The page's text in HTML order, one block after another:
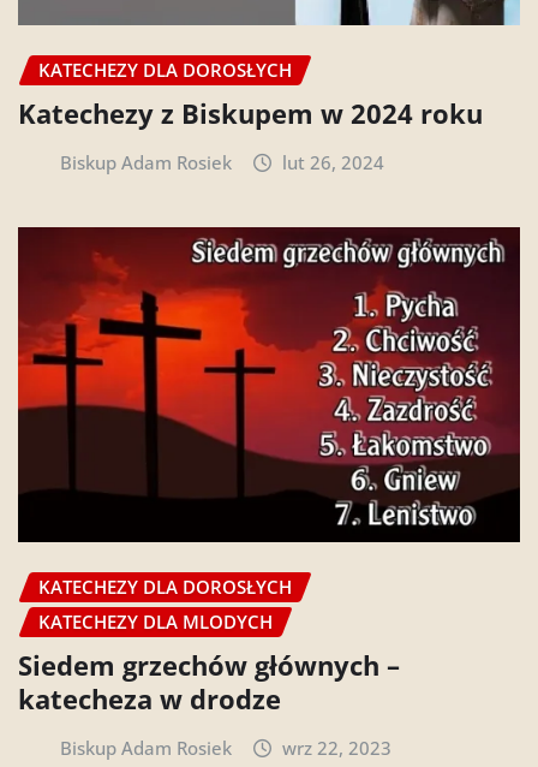
KATECHEZY DLA DOROSŁYCH
Katechezy z Biskupem w 2024 roku
Biskup Adam Rosiek lut 26, 2024
KATECHEZY DLA DOROSŁYCH
KATECHEZY DLA MLODYCH
Siedem grzechów głównych –
katecheza w drodze
Biskup Adam Rosiek wrz 22, 2023